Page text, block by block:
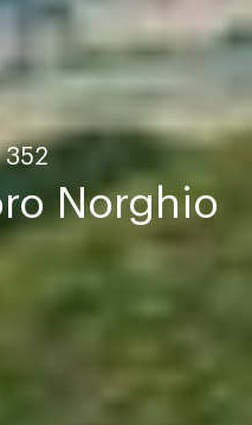
352
Norghio